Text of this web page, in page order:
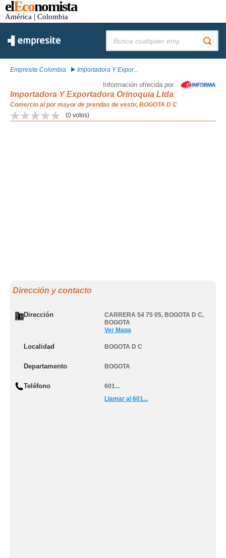
elEconomista
América | Colombia
Empresite Colombia Importadora Y Expor...
Información ofrecida por
Importadora Y Exportadora Orinoquia Ltda
Comercio al por mayor de prendas de vestir, BOGOTA D C
(0 votos)
Dirección y contacto
Dirección CARRERA 54 75 05, BOGOTA D C,
BOGOTA
Ver Mapa
Localidad BOGOTA D C
Departamento BOGOTA
Teléfono
601...
Llamar al 601...